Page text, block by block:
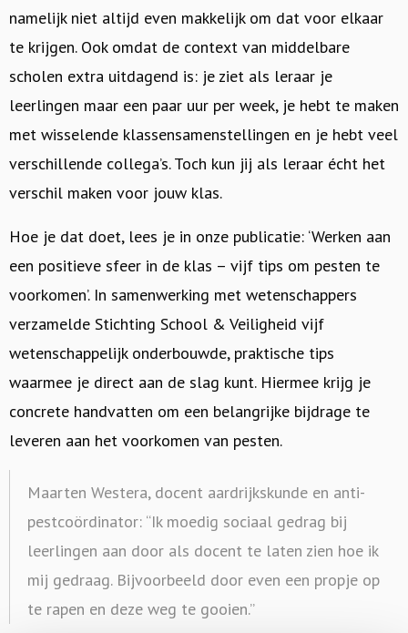
namelijk niet altijd even makkelijk om dat voor elkaar
te krijgen. Ook omdat de context van middelbare
scholen extra uitdagend is: je ziet als leraar je
leerlingen maar een paar uur per week, je hebt te maken
met wisselende klassensamenstellingen en je hebt veel
verschillende collega’s. Toch kun jij als leraar écht het
verschil maken voor jouw klas.
Hoe je dat doet, lees je in onze publicatie: ‘Werken aan
een positieve sfeer in de klas – vijf tips om pesten te
voorkomen’. In samenwerking met wetenschappers
verzamelde Stichting School & Veiligheid vijf
wetenschappelijk onderbouwde, praktische tips
waarmee je direct aan de slag kunt. Hiermee krijg je
concrete handvatten om een belangrijke bijdrage te
leveren aan het voorkomen van pesten.
Maarten Westera, docent aardrijkskunde en anti-
pestcoördinator: “Ik moedig sociaal gedrag bij
leerlingen aan door als docent te laten zien hoe ik
mij gedraag. Bijvoorbeeld door even een propje op
te rapen en deze weg te gooien.”